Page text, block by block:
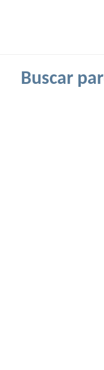
Buscar